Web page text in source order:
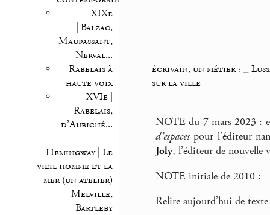
XIXe
| Balzac,
Maupassant,
Nerval...
Rabelais à
haute voix
XVIe |
Rabelais,
d’Aubigné...
Hemingway | Le
vieil homme et la
mer (un atelier)
Melville,
Bartleby
écrivain, un métier ?
sur la ville
NOTE du 7 mars 2023 :
d’espaces pour l’éditeur
Joly, l’éditeur de nouvelle
NOTE initiale de 2010 :
Relire aujourd’hui de